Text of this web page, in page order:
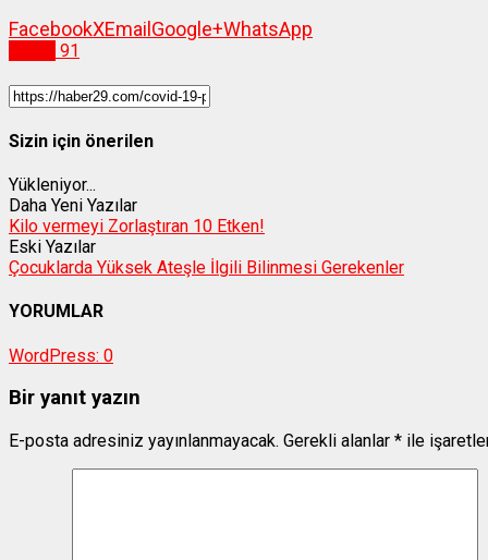
FacebookXEmail Google+WhatsApp
91
Sizin için önerilen
Yükleniyor...
Daha Yeni Yazılar
Kilo vermeyi Zorlaştıran 10 Etken!
Eski Yazılar
Çocuklarda Yüksek Ateşle İlgili Bilinmesi Gerekenler
YORUMLAR
WordPress: 0
Bir yanıt yazın
E-posta adresiniz yayınlanmayacak. Gerekli alanlar * ile